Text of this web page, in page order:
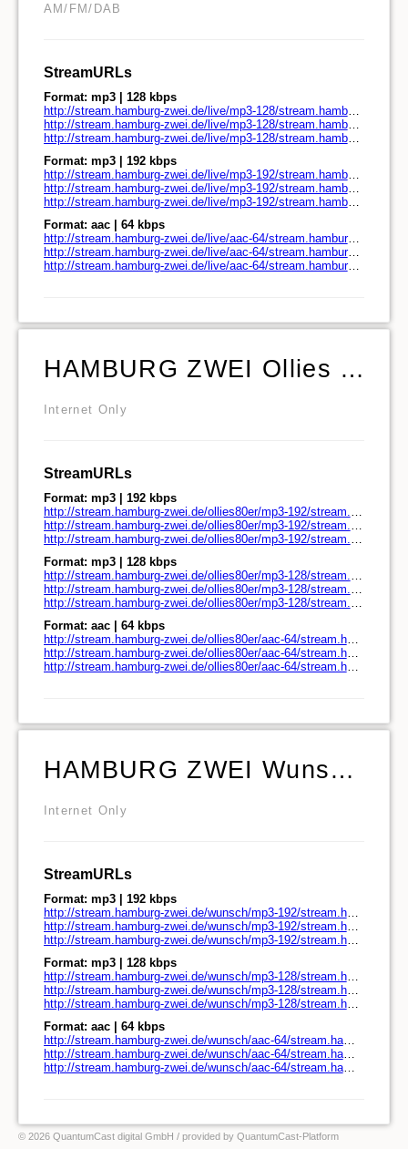
AM/FM/DAB
StreamURLs
Format: mp3 | 128 kbps
http://stream.hamburg-zwei.de/live/mp3-128/stream.hamburg-zwei.de/
http://stream.hamburg-zwei.de/live/mp3-128/stream.hamburg-zwei.de/play.pls
http://stream.hamburg-zwei.de/live/mp3-128/stream.hamburg-zwei.de/play.m3u
Format: mp3 | 192 kbps
http://stream.hamburg-zwei.de/live/mp3-192/stream.hamburg-zwei.de/
http://stream.hamburg-zwei.de/live/mp3-192/stream.hamburg-zwei.de/play.pls
http://stream.hamburg-zwei.de/live/mp3-192/stream.hamburg-zwei.de/play.m3u
Format: aac | 64 kbps
http://stream.hamburg-zwei.de/live/aac-64/stream.hamburg-zwei.de/
http://stream.hamburg-zwei.de/live/aac-64/stream.hamburg-zwei.de/play.pls
http://stream.hamburg-zwei.de/live/aac-64/stream.hamburg-zwei.de/play.m3u
HAMBURG ZWEI Ollies 80er Charts
Internet Only
StreamURLs
Format: mp3 | 192 kbps
http://stream.hamburg-zwei.de/ollies80er/mp3-192/stream.hamburg-zwei.de/
http://stream.hamburg-zwei.de/ollies80er/mp3-192/stream.hamburg-zwei.de/play.pls
http://stream.hamburg-zwei.de/ollies80er/mp3-192/stream.hamburg-zwei.de/play.m3u
Format: mp3 | 128 kbps
http://stream.hamburg-zwei.de/ollies80er/mp3-128/stream.hamburg-zwei.de/
http://stream.hamburg-zwei.de/ollies80er/mp3-128/stream.hamburg-zwei.de/play.pls
http://stream.hamburg-zwei.de/ollies80er/mp3-128/stream.hamburg-zwei.de/play.m3u
Format: aac | 64 kbps
http://stream.hamburg-zwei.de/ollies80er/aac-64/stream.hamburg-zwei.de/
http://stream.hamburg-zwei.de/ollies80er/aac-64/stream.hamburg-zwei.de/play.pls
http://stream.hamburg-zwei.de/ollies80er/aac-64/stream.hamburg-zwei.de/play.m3u
HAMBURG ZWEI Wunschsendung
Internet Only
StreamURLs
Format: mp3 | 192 kbps
http://stream.hamburg-zwei.de/wunsch/mp3-192/stream.hamburg-zwei.de/
http://stream.hamburg-zwei.de/wunsch/mp3-192/stream.hamburg-zwei.de/play.pls
http://stream.hamburg-zwei.de/wunsch/mp3-192/stream.hamburg-zwei.de/play.m3u
Format: mp3 | 128 kbps
http://stream.hamburg-zwei.de/wunsch/mp3-128/stream.hamburg-zwei.de/
http://stream.hamburg-zwei.de/wunsch/mp3-128/stream.hamburg-zwei.de/play.pls
http://stream.hamburg-zwei.de/wunsch/mp3-128/stream.hamburg-zwei.de/play.m3u
Format: aac | 64 kbps
http://stream.hamburg-zwei.de/wunsch/aac-64/stream.hamburg-zwei.de/
http://stream.hamburg-zwei.de/wunsch/aac-64/stream.hamburg-zwei.de/play.pls
http://stream.hamburg-zwei.de/wunsch/aac-64/stream.hamburg-zwei.de/play.m3u
© 2026 QuantumCast digital GmbH / provided by QuantumCast-Platform